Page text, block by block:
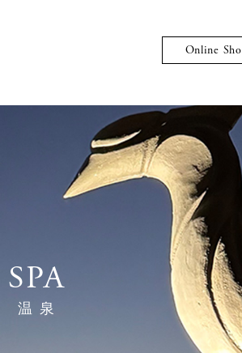
Online
SPA
温 泉